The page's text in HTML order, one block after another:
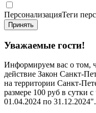
ПерсонализацияТеги
Принять
Уважаемые гости!
Информируем вас о том,
действие Закон Санкт-
на территории Санкт-
размере 100 руб в сутки
01.04.2024 по 31.12.2024".